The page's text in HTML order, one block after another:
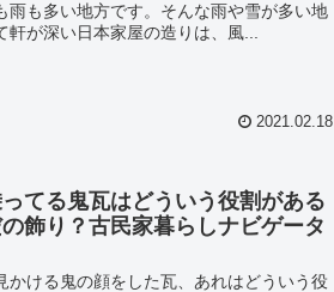
雨も多い地方です。そんな雨や雪が多い地
が深い日本家屋の造りは、風...
2021.02.18
ってる鬼瓦はどういう役割がある
飾り？古民家暮らしナビゲータ
かける鬼の顔をした瓦、あれはどういう役